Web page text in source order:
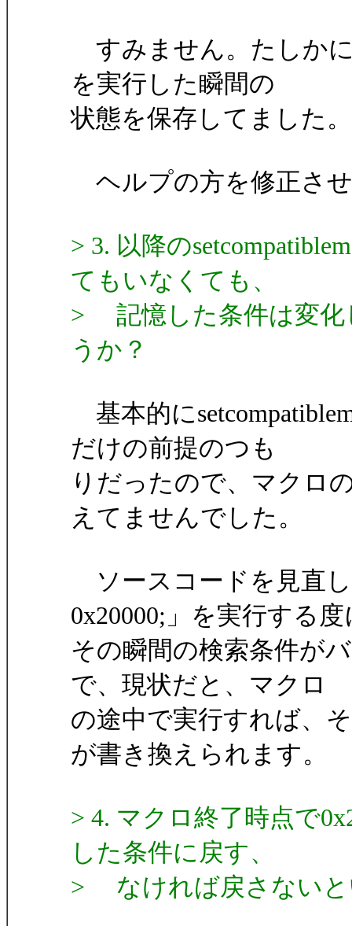
すみません。たしかに
を実行した瞬間の
状態を保存してました。
ヘルプの方を修正さ
> 3. 以降の
てもいなくても、
> 記憶した条件は変化
うか？
基本的に
だけの前提のつも
りだったので、マクロ
えてませんでした。
ソースコードを見直し
0x20000;」を実行する度
その瞬間の検索条件が
で、現状だと、マクロ
の途中で実行すれば、
が書き換えられます。
> 4. マクロ終了時点で
した条件に戻す、
> なければ戻さないと